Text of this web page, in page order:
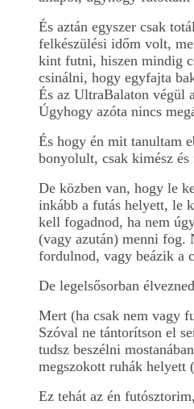
És aztán egyszer csak
felkészülési időm volt,
kint futni, hiszen mindig
csinálni, hogy egyfajta
És az UltraBalaton végül
Úgyhogy azóta nincs
És hogy én mit tanultam
bonyolult, csak kimész
De közben van, hogy le
inkább a futás helyett, le
kell fogadnod, ha nem
(vagy azután) menni fog.
fordulnod, vagy beázik a
De legelsősorban
Mert (ha csak nem vagy
Szóval ne tántorítson el
tudsz beszélni
megszokott ruhák helyett
Ez tehát az én